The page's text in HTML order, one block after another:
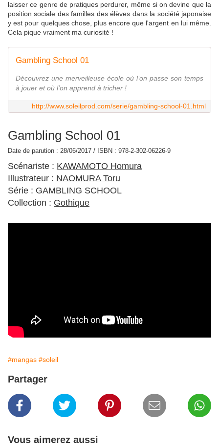
laisser ce genre de pratiques perdurer, même si on devine que la
position sociale des familles des élèves dans la société japonaise
y est pour quelques chose, plus encore que l'argent en lui même.
Cela pique vraiment ma curiosité !
Gambling School 01
Découvrez une merveilleuse école où l’on passe son temps
à jouer et où l’on apprend à tricher !
http://www.soleilprod.com/serie/gambling-school-01.html
Gambling School 01
Date de parution : 28/06/2017 / ISBN : 978-2-302-06226-9
Scénariste : KAWAMOTO Homura
Illustrateur : NAOMURA Toru
Série : GAMBLING SCHOOL
Collection : Gothique
#mangas #soleil
Partager
Vous aimerez aussi